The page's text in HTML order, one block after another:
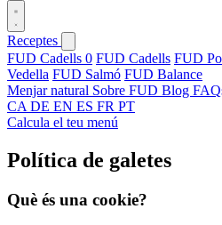
Receptes
FUD Cadells 0 FUD Cadells FUD
Vedella FUD Salmó FUD Balance
Menjar natural Sobre FUD Blog
CA DE EN ES FR PT
Calcula el teu menú
Política de galetes
Què és una cookie?